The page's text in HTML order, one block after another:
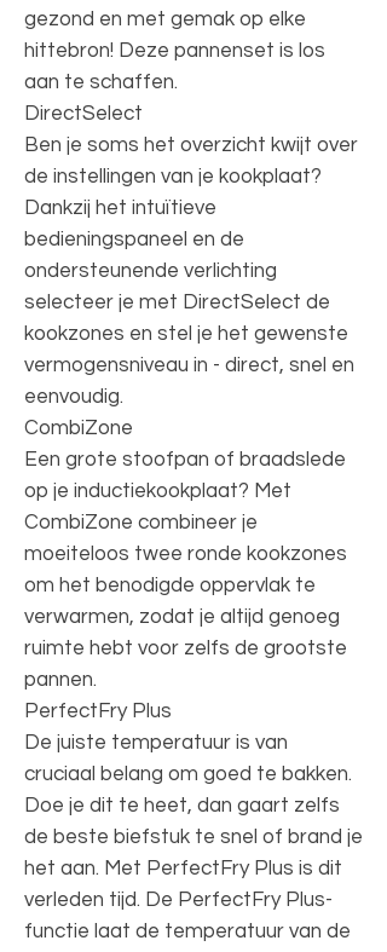
gezond en met gemak op elke
hittebron! Deze pannenset is los
aan te schaffen.
DirectSelect
Ben je soms het overzicht kwijt over
de instellingen van je kookplaat?
Dankzij het intuïtieve
bedieningspaneel en de
ondersteunende verlichting
selecteer je met DirectSelect de
kookzones en stel je het gewenste
vermogensniveau in - direct, snel en
eenvoudig.
CombiZone
Een grote stoofpan of braadslede
op je inductiekookplaat? Met
CombiZone combineer je
moeiteloos twee ronde kookzones
om het benodigde oppervlak te
verwarmen, zodat je altijd genoeg
ruimte hebt voor zelfs de grootste
pannen.
PerfectFry Plus
De juiste temperatuur is van
cruciaal belang om goed te bakken.
Doe je dit te heet, dan gaart zelfs
de beste biefstuk te snel of brand je
het aan. Met PerfectFry Plus is dit
verleden tijd. De PerfectFry Plus-
functie laat de temperatuur van de